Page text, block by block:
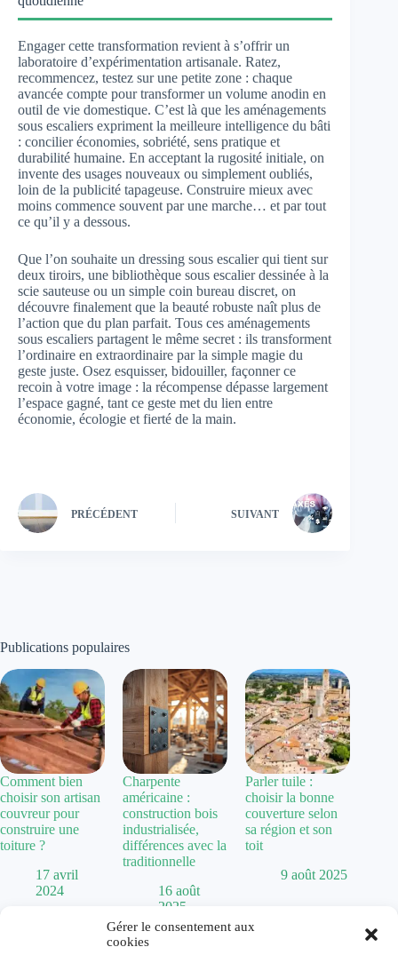
Gérer le consentement aux
cookies
Engager cette transformation revient à s’offrir un
laboratoire d’expérimentation artisanale. Ratez,
recommencez, testez sur une petite zone : chaque
avancée compte pour transformer un volume anodin en
outil de vie domestique. C’est là que les aménagements
sous escaliers expriment la meilleure intelligence du bâti
: concilier économies, sobriété, sens pratique et
durabilité humaine. En acceptant la rugosité initiale, on
invente des usages nouveaux ou simplement oubliés,
loin de la publicité tapageuse. Construire mieux avec
moins commence souvent par une marche… et par tout
ce qu’il y a dessous.
Que l’on souhaite un dressing sous escalier qui tient sur
deux tiroirs, une bibliothèque sous escalier dessinée à la
scie sauteuse ou un simple coin bureau discret, on
découvre finalement que la beauté robuste naît plus de
l’action que du plan parfait. Tous ces aménagements
sous escaliers partagent le même secret : ils transforment
l’ordinaire en extraordinaire par la simple magie du
geste juste. Osez esquisser, bidouiller, façonner ce
recoin à votre image : la récompense dépasse largement
l’espace gagné, tant ce geste met du lien entre
économie, écologie et fierté de la main.
PRÉCÉDENT SUIVANT
Publications populaires
Comment bien
choisir son artisan
couvreur pour
construire une
toiture ?
17 avril
2024
Charpente
américaine :
construction bois
industrialisée,
différences avec la
traditionnelle
16 août
2025
Parler tuile :
choisir la bonne
couverture selon
sa région et son
toit
9 août 2025